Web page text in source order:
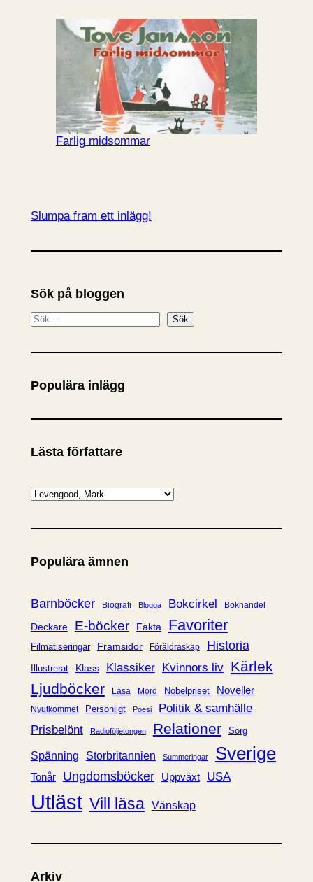
Farlig midsommar
Slumpa fram ett inlägg!
Sök på bloggen
S
k
Sök
Populära inlägg
Lästa författare
K
t
g
r
i
Populära ämnen
Barnböcker Biografi Blogga Bokcirkel Bokhandel
Deckare E-böcker Fakta Favoriter
Filmatiseringar Framsidor Föräldraskap Historia
Illustrerat Klass Klassiker Kvinnors liv Kärlek
Ljudböcker
Läsa Mord Nobelpriset Noveller
Nyutkommet Personligt Poesi
Politik & samhälle
Prisbelönt
Radioföljetongen Relationer Sorg
Spänning Storbritannien Summeringar Sverige
Tonår Ungdomsböcker Uppväxt USA
Utläst Vill läsa Vänskap
Arkiv